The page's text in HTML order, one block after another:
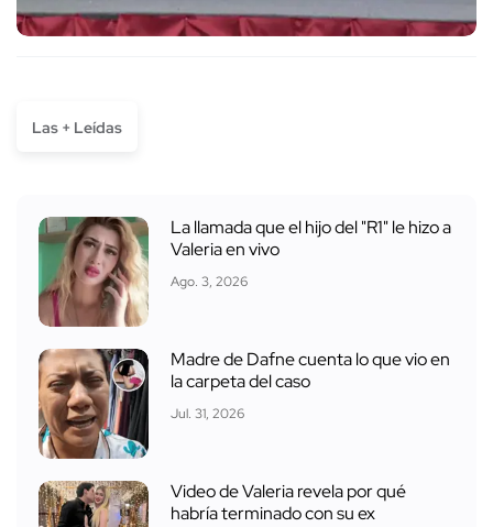
Las + Leídas
La llamada que el hijo del "R1" le hizo a
Valeria en vivo
Ago. 3, 2026
Madre de Dafne cuenta lo que vio en
la carpeta del caso
Jul. 31, 2026
Video de Valeria revela por qué
habría terminado con su ex